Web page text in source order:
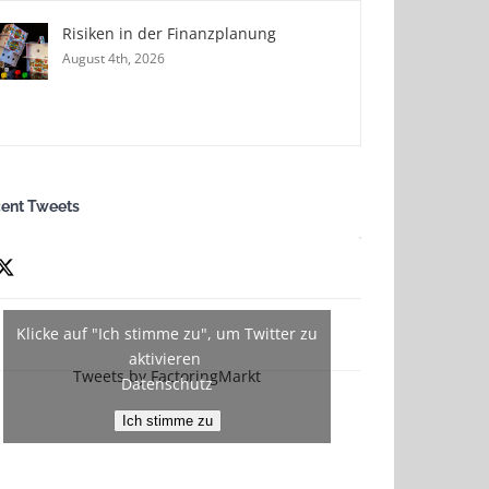
Risiken in der Finanzplanung
August 4th, 2026
Tweets
Tweets by FactoringMarkt
Klicke auf "Ich stimme zu", um Twitter zu
aktivieren
Datenschutz
Ich stimme zu